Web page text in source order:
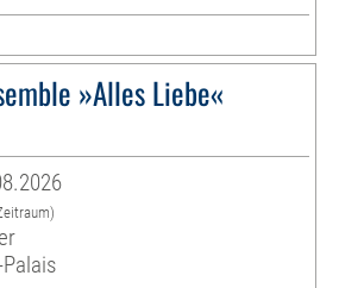
»Alles Liebe«